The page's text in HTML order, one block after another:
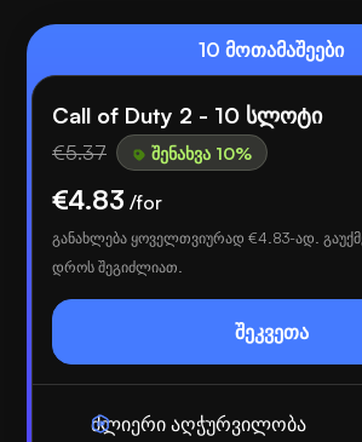
10 მოთამაშეები
Call of Duty 2 - 10 სლოტი
€5.37 შენახვა 10%
€4.83 /for
განახლება ყოველთვიურად €4.83-ად.
დროს შეგიძლიათ.
შეკვეთა
ძლიერი აღჭურვილობა